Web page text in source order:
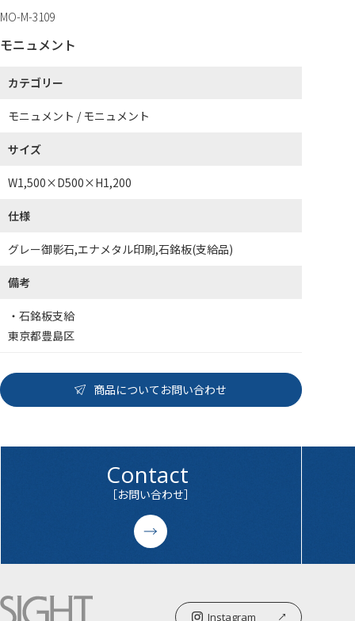
MO-M-3109
モニュメント
カテゴリー
モニュメント / モニュメント
サイズ
W1,500×D500×H1,200
仕様
グレー御影石,エナメタル印刷,石銘板(支給品)
備考
・石銘板支給
東京都豊島区
商品についてお問い合わせ
Contact
［お問い合わせ］
Instagram